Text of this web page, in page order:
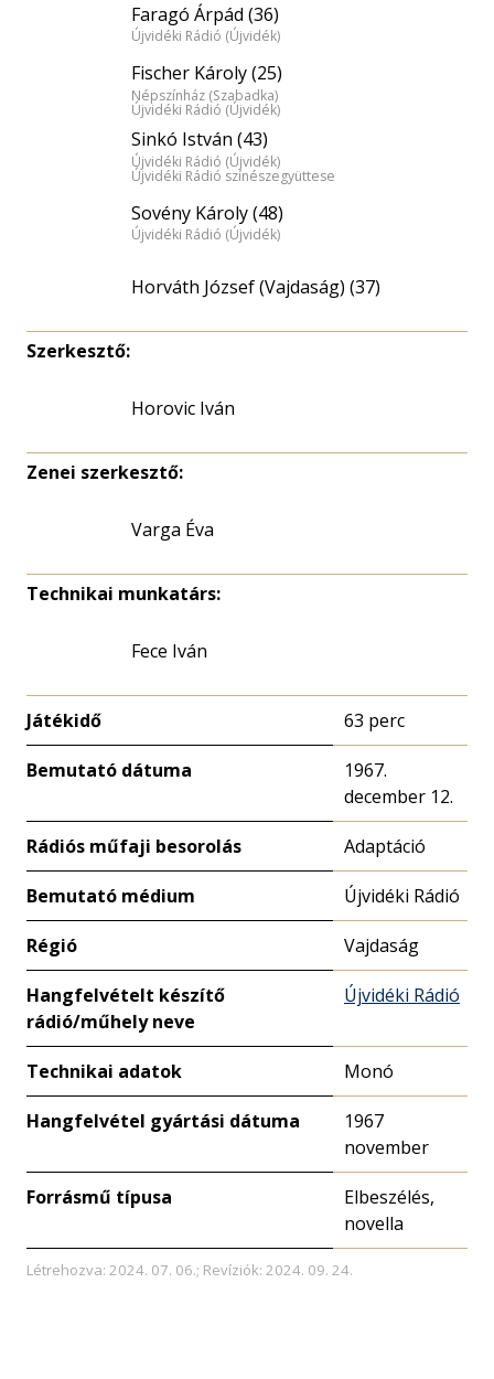
Faragó Árpád (36)
Újvidéki Rádió (Újvidék)
Fischer Károly (25)
Népszínház (Szabadka)
Újvidéki Rádió (Újvidék)
Sinkó István (43)
Újvidéki Rádió (Újvidék)
Újvidéki Rádió színészegyüttese
Sovény Károly (48)
Újvidéki Rádió (Újvidék)
Horváth József (Vajdaság) (37)
Szerkesztő:
Horovic Iván
Zenei szerkesztő:
Varga Éva
Technikai munkatárs:
Fece Iván
Játékidő 63 perc
Bemutató dátuma
1967.
december 12.
Rádiós műfaji besorolás Adaptáció
Bemutató médium Újvidéki Rádió
Régió Vajdaság
Hangfelvételt készítő
rádió/műhely neve
Újvidéki Rádió
Technikai adatok Monó
Hangfelvétel gyártási dátuma
1967
november
Forrásmű típusa
Elbeszélés,
novella
Létrehozva: 2024. 07. 06.; Revíziók: 2024. 09. 24.